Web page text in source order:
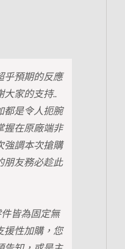
乎預期的反應
家的支持..
都是令人扼腕
握在原廠端非
強調本次搶購
朋友務必趁此
皆為固定無
援性加購，您